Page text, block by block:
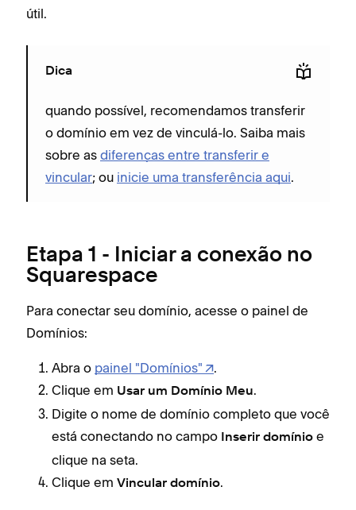
útil.
Dica
quando possível, recomendamos transferir
o domínio em vez de vinculá-lo. Saiba mais
sobre as diferenças entre transferir e
vincular; ou inicie uma transferência aqui.
Etapa 1 - Iniciar a conexão no
Squarespace
Para conectar seu domínio, acesse o painel de
Domínios:
Abra o painel "Domínios"
.
Clique em Usar um Domínio Meu.
Digite o nome de domínio completo que você
está conectando no campo
Inserir domínio e
clique na seta.
Clique em Vincular domínio.